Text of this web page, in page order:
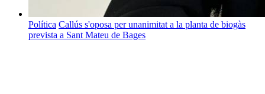
Política Callús s'oposa per unanimitat a la planta de biogàs
prevista a Sant Mateu de Bages